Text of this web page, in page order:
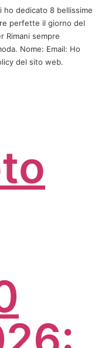
ho dedicato 8 bellissime
perfette il giorno del
Rimani sempre
Nome: Email: Ho
del sito web.